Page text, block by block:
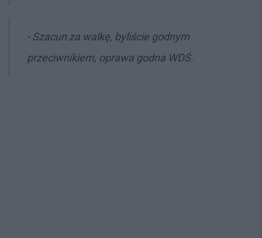
- Szacun za walkę, byliście godnym
przeciwnikiem, oprawa godna WDŚ.